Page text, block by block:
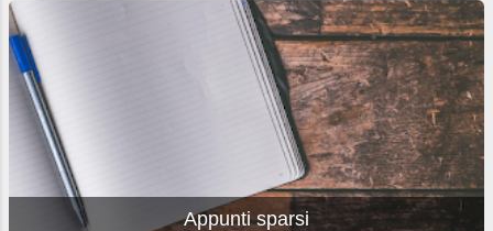
Appunti sparsi